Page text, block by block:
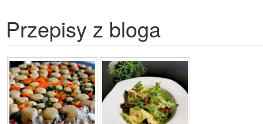
Przepisy z bloga